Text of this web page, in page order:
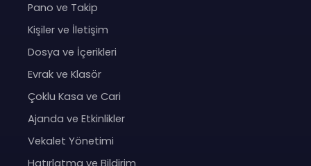
Pano ve Takip
Kişiler ve İletişim
Dosya ve İçerikleri
Evrak ve Klasör
Çoklu Kasa ve Cari
Ajanda ve Etkinlikler
Vekalet Yönetimi